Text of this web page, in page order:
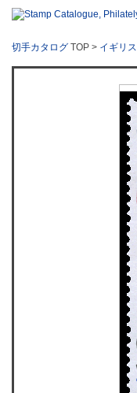
切手カタログ TOP > イギリ